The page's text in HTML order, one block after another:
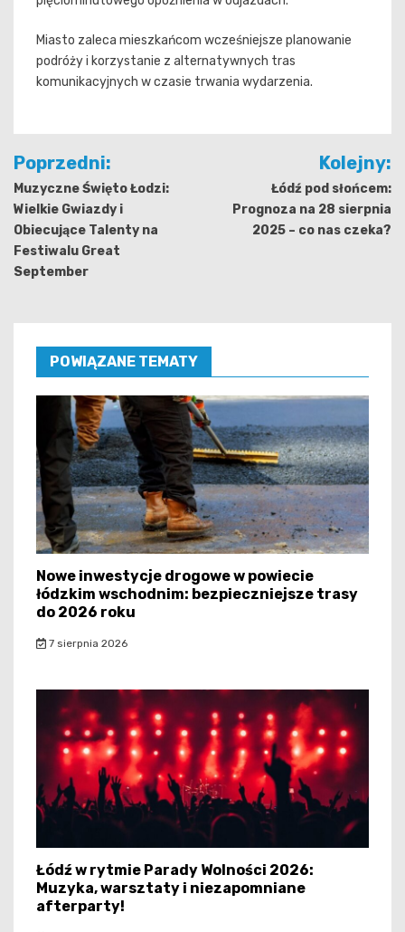
Miasto zaleca mieszkańcom wcześniejsze planowanie
podróży i korzystanie z alternatywnych tras
komunikacyjnych w czasie trwania wydarzenia.
Nawigacja
wpisu
Poprzedni:
Muzyczne Święto Łodzi:
Wielkie Gwiazdy i
Obiecujące Talenty na
Festiwalu Great
September
Kolejny:
Łódź pod słońcem:
Prognoza na 28 sierpnia
2025 – co nas czeka?
POWIĄZANE TEMATY
Nowe inwestycje drogowe w powiecie
łódzkim wschodnim: bezpieczniejsze trasy
do 2026 roku
7 sierpnia 2026
Łódź w rytmie Parady Wolności 2026:
Muzyka, warsztaty i niezapomniane
afterparty!